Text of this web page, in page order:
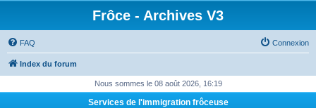
Frôce - Archives V3
FAQ Connexion
Index du forum
Nous sommes le 08 août 2026, 16:19
Services de l'immigration frôceuse